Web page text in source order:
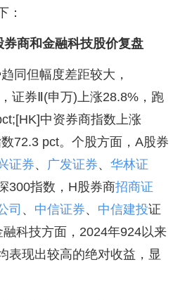
：
商和金融科技股价复盘
同但幅度差距较大，
证券Ⅱ(申万)上涨28.8%，跑
中资券商指数上涨
72.3 pct。个股方面，A股券
证券、 广发证券、 华林证
300指数，H股券商招商证
司 、 中信证券、 中信建投证
科技方面，2024年924以来
表现出较高的绝对收益，显